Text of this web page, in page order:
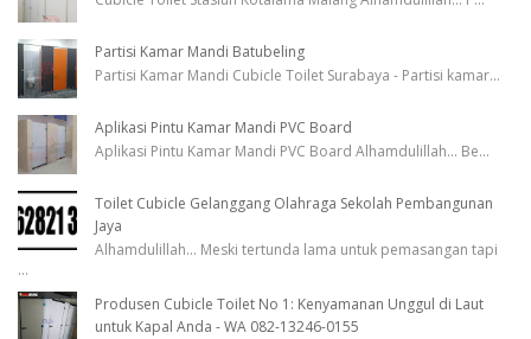
Partisi Kamar Mandi Batubeling
Partisi Kamar Mandi Cubicle Toilet Surabaya - Partisi kamar...
Aplikasi Pintu Kamar Mandi PVC Board
Aplikasi Pintu Kamar Mandi PVC Board Alhamdulillah... Be...
Toilet Cubicle Gelanggang Olahraga Sekolah Pembangunan
Jaya
Alhamdulillah... Meski tertunda lama untuk pemasangan tapi
...
Produsen Cubicle Toilet No 1: Kenyamanan Unggul di Laut
untuk Kapal Anda - WA 082-13246-0155